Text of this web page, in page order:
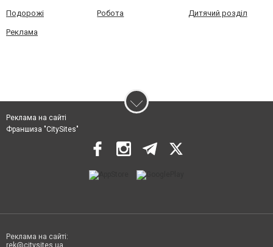
Подорожі Робота Дитячий розділ
Реклама
Реклама на сайті
Франшиза "CitySites"
Реклама на сайті: